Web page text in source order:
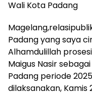
Wali Kota Padang
Padang yang saya
Alhamdulillah
Maigus Nasir
Padang periode
dilaksanakan, Kamis